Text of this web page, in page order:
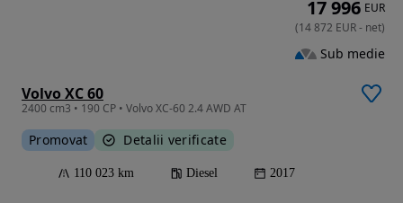
Volvo XC 60
2400 cm3 • 190 CP • Volvo XC-60 2.4 AWD AT
Promovat Detalii verificate
110 023 km Diesel 2017
17 996 EUR
(14 872 EUR- net)
Sub medie